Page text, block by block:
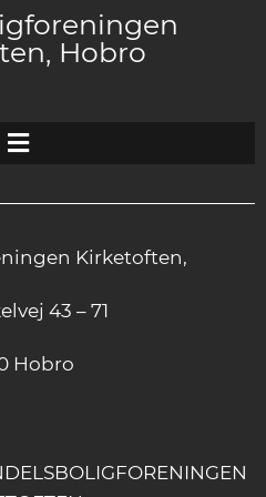
Hobro
Kirketoften,
43 – 71
Hobro